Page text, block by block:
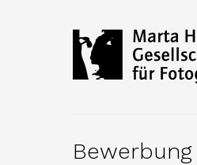
Bewerbung